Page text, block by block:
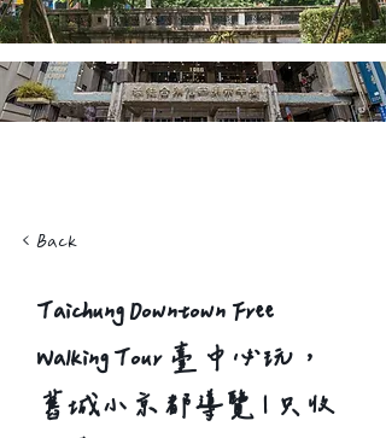
< Back
Taichung Downtown Free
Walking Tour 臺中必玩，
舊城小京都導覽 | 只收